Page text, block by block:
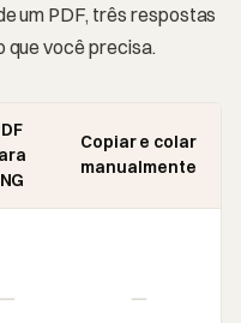
um PDF, três respostas
que você precisa.
Copiar e colar
manualmente